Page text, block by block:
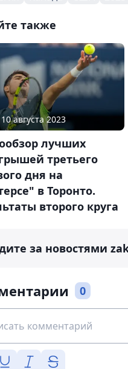
также
августа 2023
лучших
третьего
дня на
в Торонто.
второго круга
за новостями
0